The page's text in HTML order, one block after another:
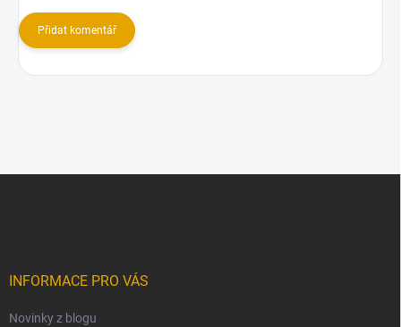
Přidat komentář
INFORMACE PRO VÁS
Novinky z blogu